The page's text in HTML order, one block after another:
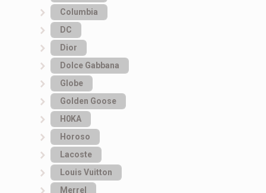
Columbia
DC
Dior
Dolce Gabbana
Globe
Golden Goose
H0KA
Horoso
Lacoste
Louis Vuitton
Merrel